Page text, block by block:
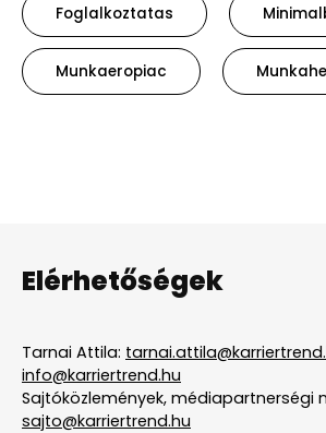
Foglalkoztatas
Munkaeropiac
Elérhetőségek
Tarnai Attila:
info@karriertrend.hu
Sajtóközlemények, médiapartnerségi
sajto@karriertrend.hu